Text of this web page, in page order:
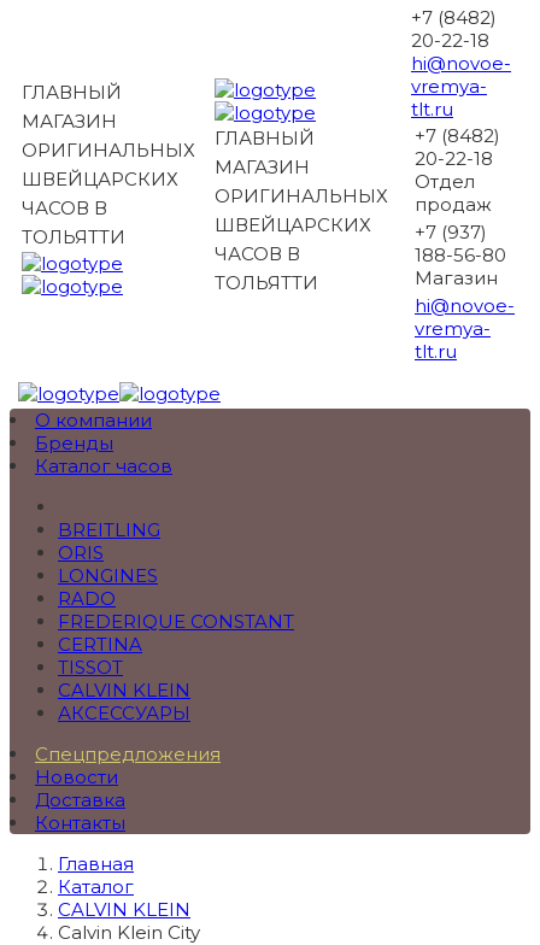
ГЛАВНЫЙ
МАГАЗИН
ОРИГИНАЛЬНЫХ
ШВЕЙЦАРСКИХ
ЧАСОВ В
ТОЛЬЯТТИ
ГЛАВНЫЙ
МАГАЗИН
ОРИГИНАЛЬНЫХ
ШВЕЙЦАРСКИХ
ЧАСОВ В
ТОЛЬЯТТИ
+7 (8482)
20-22-18
hi@novoe-
vremya-
tlt.ru
+7 (8482)
20-22-18
Отдел
продаж
+7 (937)
188-56-80
Магазин
hi@novoe-
vremya-
tlt.ru
О компании
Бренды
Каталог часов
BREITLING
ORIS
LONGINES
RADO
FREDERIQUE CONSTANT
CERTINA
TISSOT
CALVIN KLEIN
АКСЕССУАРЫ
Спецпредложения
Новости
Доставка
Контакты
Главная
Каталог
CALVIN KLEIN
Calvin Klein City